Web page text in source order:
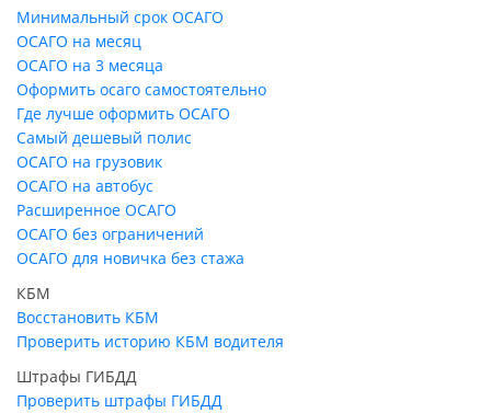
Минимальный срок ОСАГО
ОСАГО на месяц
ОСАГО на 3 месяца
Оформить осаго самостоятельно
Где лучше оформить ОСАГО
Самый дешевый полис
ОСАГО на грузовик
ОСАГО на автобус
Расширенное ОСАГО
ОСАГО без ограничений
ОСАГО для новичка без стажа
КБМ
Восстановить КБМ
Проверить историю КБМ водителя
Штрафы ГИБДД
Проверить штрафы ГИБДД